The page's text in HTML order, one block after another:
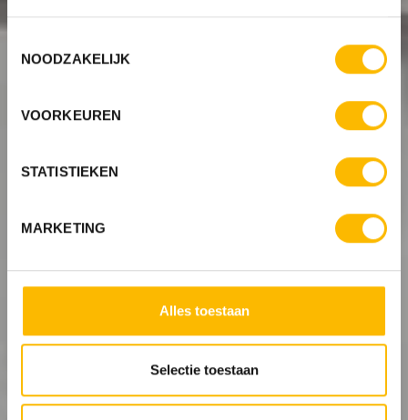
NOODZAKELIJK
VOORKEUREN
STATISTIEKEN
MARKETING
Alles toestaan
Selectie toestaan